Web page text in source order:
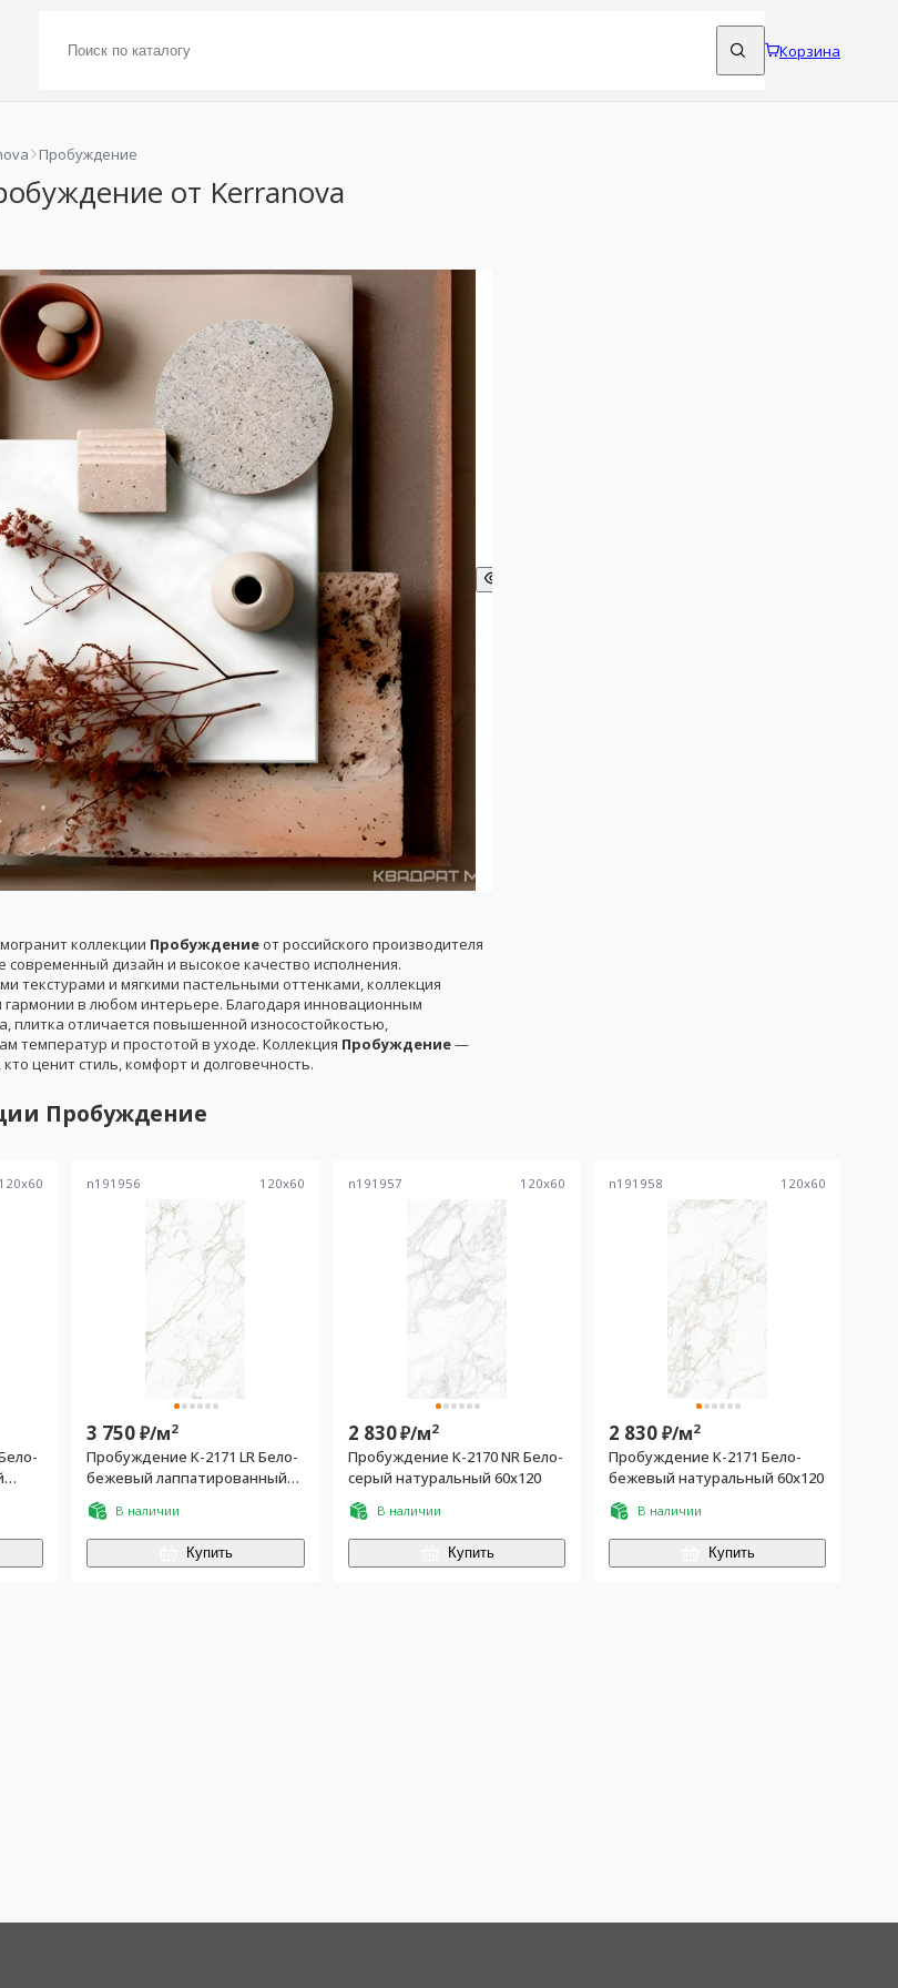
Корзина
Пробуждение
от Kerranova
коллекции Пробуждение от российского производителя
современный дизайн и высокое качество исполнения.
текстурами и мягкими пастельными оттенками, коллекция
гармонии в любом интерьере. Благодаря инновационным
плитка отличается повышенной износостойкостью,
температур и простотой в уходе. Коллекция Пробуждение—
ценит стиль, комфорт и долговечность.
Пробуждение
120x60 n191956 120x60
3 750₽/м2
Пробуждение K-2171 LR Бело-
бежевый лаппатированный
60x120
В наличии
Купить
n191957 120x60
2 830₽/м2
Пробуждение K-2170 NR Бело-
серый натуральный 60x120
В наличии
Купить
n191958 120x60
2 830₽/м2
Пробуждение K-2171 Бело-
бежевый натуральный 60x120
В наличии
Купить